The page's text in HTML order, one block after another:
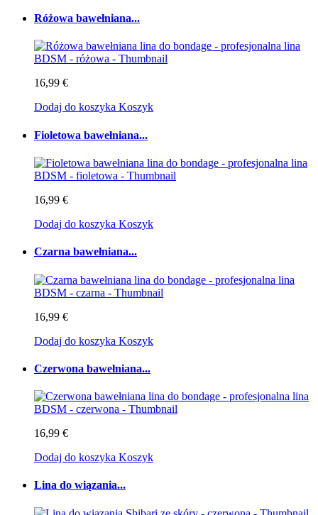
Różowa bawełniana...
16,99 €
Dodaj do koszyka Koszyk
Fioletowa bawełniana...
16,99 €
Dodaj do koszyka Koszyk
Czarna bawełniana...
16,99 €
Dodaj do koszyka Koszyk
Czerwona bawełniana...
16,99 €
Dodaj do koszyka Koszyk
Lina do wiązania...